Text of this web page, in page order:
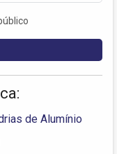
de Alumínio